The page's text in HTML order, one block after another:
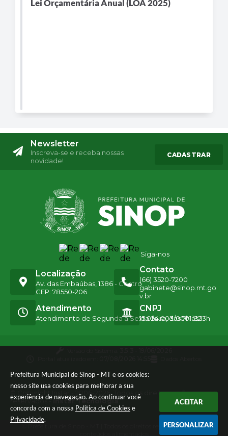
Prefeitura Municipal de Sinop - MT e os cookies:
nosso site usa cookies para melhorar a sua
experiência de navegação. Ao continuar você
concorda com a nossa Política de Cookies e
Privacidade.
ACEITAR
PERSONALIZAR
Lei Orçamentária Anual (LOA 2025)
Newsletter
Inscreva-se e receba nossas
novidade!
CADASTRAR
Siga-nos
Localização
Av. das Embaúbas, 1386 - Centro
CEP: 78550-206
Contato
(66) 3520-7200
gabinete@sinop.mt.go
v.br
Atendimento
Atendimento de Segunda a Sexta-feira, das 7h às 13h
CNPJ
15.024.003/0001-32
© Copyright Instar - 2006-2026. Todos os direitos
reservados - Instar Tecnologia